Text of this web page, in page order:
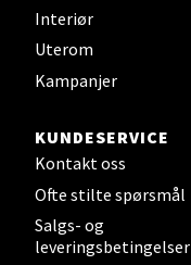
Interiør
Uterom
Kampanjer
KUNDESERVICE
Kontakt oss
Ofte stilte spørsmål
Salgs- og
leveringsbetingelser
Torgbakken 2,
0 i butikk
Oslo - Thon